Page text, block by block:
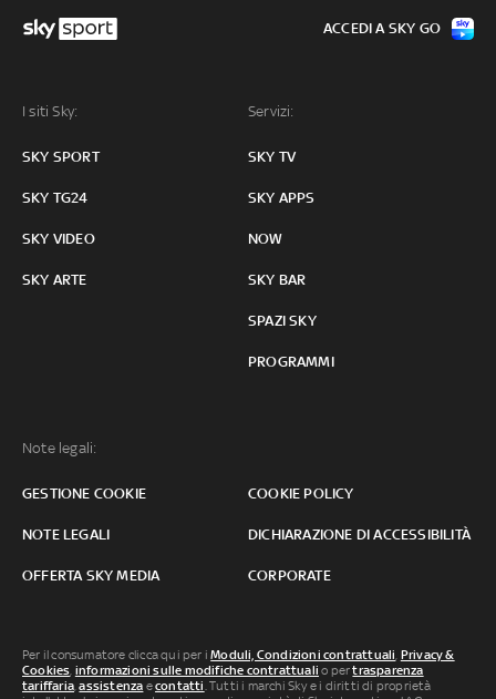
I siti Sky:
SKY SPORT
SKY TG24
SKY VIDEO
SKY ARTE
Servizi:
SKY TV
SKY APPS
NOW
SKY BAR
SPAZI SKY
PROGRAMMI
Note legali:
GESTIONE COOKIE COOKIE POLICY
NOTE LEGALI DICHIARAZIONE DI ACCESSIBILITÀ
OFFERTA SKY MEDIA CORPORATE
ACCEDI A SKY GO
Per il consumatore clicca qui per iModuli, Condizioni contrattuali, Privacy &
Cookies, informazioni sulle modifiche contrattuali o pertrasparenza
tariffaria,assistenza econtatti. Tutti i marchi Sky e i diritti di proprietà